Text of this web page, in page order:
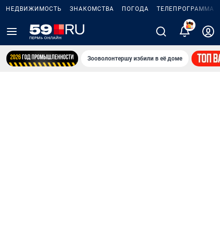
НЕДВИЖИМОСТЬ ЗНАКОМСТВА ПОГОДА ТЕЛЕПРОГРАММА
2
Зооволонтершу избили в её доме